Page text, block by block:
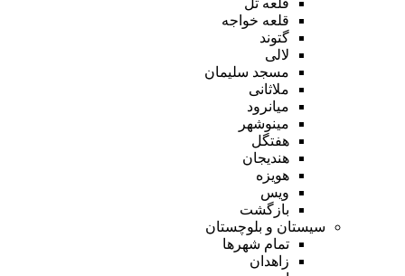
قلعه خواجه
گتوند
لالی
مسجد سلیمان
ملاثانی
میانرود
مینوشهر
هفتگل
هندیجان
هویزه
ویس
بازگشت
سیستان و بلوچستان
تمام شهر‌ها
زاهدان